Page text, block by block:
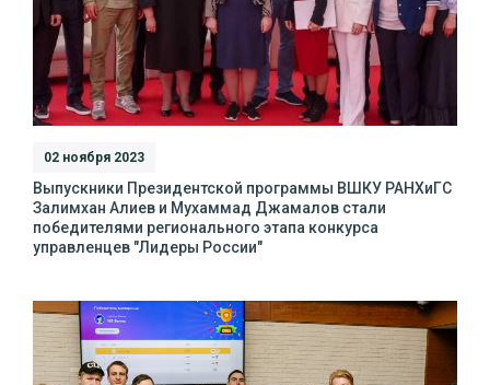
02 ноября 2023
Выпускники Президентской программы ВШКУ РАНХиГС
Залимхан Алиев и Мухаммад Джамалов стали
победителями регионального этапа конкурса
управленцев "Лидеры России"